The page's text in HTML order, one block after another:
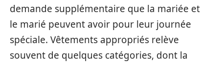
demande supplémentaire que la mariée et
le marié peuvent avoir pour leur journée
spéciale. Vêtements appropriés relève
souvent de quelques catégories, dont la